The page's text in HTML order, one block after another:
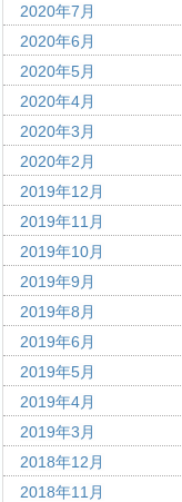
2020年7月
2020年6月
2020年5月
2020年4月
2020年3月
2020年2月
2019年12月
2019年11月
2019年10月
2019年9月
2019年8月
2019年6月
2019年5月
2019年4月
2019年3月
2018年12月
2018年11月